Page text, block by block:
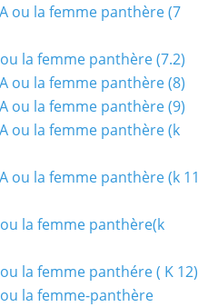
FESTIVAL,FESTIVALS,FANTASY
ou la femme panthère (7
la femme panthère (7.2)
ou la femme panthère (8)
ou la femme panthère (9)
ou la femme panthère (k
ou la femme panthère (k 11
la femme panthère(k
la femme panthére ( K 12)
la femme-panthère